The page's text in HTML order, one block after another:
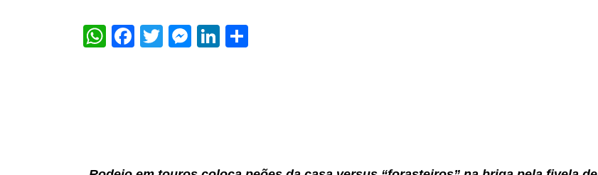
WhatsApp
Facebook
TwitterMessenger
LinkedIn